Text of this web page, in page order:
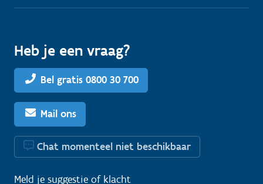
Heb je een vraag?
Bel gratis 0800 30 700
Mail ons
Chat momenteel niet beschikbaar
Meld je suggestie of klacht